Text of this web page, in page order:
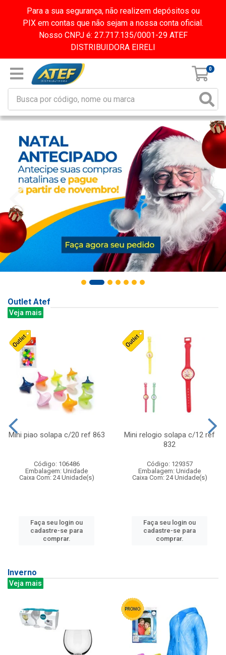
Para a sua segurança, não realizem depósitos ou
PIX em contas que não sejam a nossa conta oficial.
Nosso CNPJ é: 27.717.135/0001-29 ATEF
DISTRIBUIDORA EIRELI
0
Outlet Atef
Veja mais
Mini piao solapa c/20 ref 863
Código: 106486
Embalagem: Unidade
Caixa Com: 24 Unidade(s)
Faça seu login ou
cadastre-se para
comprar.
Mini relogio solapa c/12 ref
832
Código: 129357
Embalagem: Unidade
Caixa Com: 24 Unidade(s)
Faça seu login ou
cadastre-se para
comprar.
Inverno
Veja mais